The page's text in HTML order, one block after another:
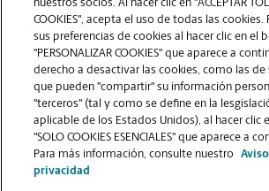
VER LA PÁGINA DE LA
nuestros socios. Al hacer clic en "ACCEPTAR
COOKIES", acepta el uso de todas las cookies.
sus preferencias de cookies al hacer clic en el
"PERSONALIZAR COOKIES" que aparece a
derecho a desactivar las cookies, como las de
que pueden "compartir" su información
"terceros" (tal y como se define en la
aplicable de los Estados Unidos), al hacer clic
"SOLO COOKIES ESENCIALES" que aparece a
Para más información, consulte nuestro
privacidad